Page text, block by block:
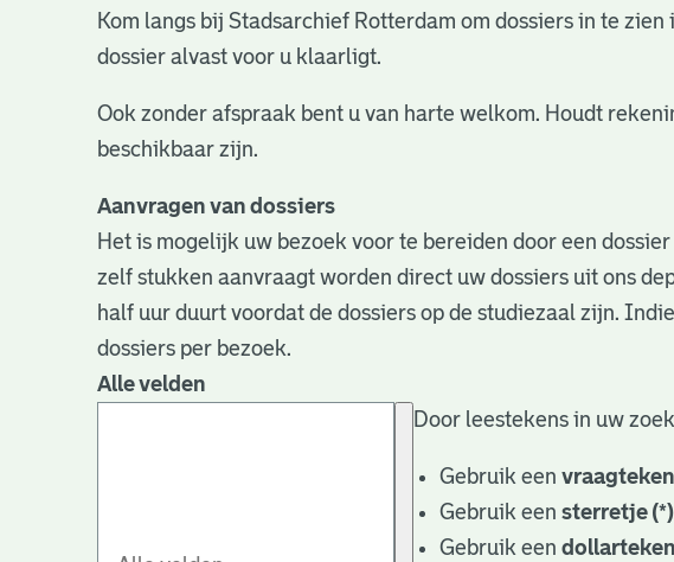
Kom langs bij Stadsarchief Rotterdam om dossiers in te
dossier alvast voor u klaarligt.
Ook zonder afspraak bent u van harte welkom. Houdt
beschikbaar zijn.
Aanvragen van dossiers
Het is mogelijk uw bezoek voor te bereiden door een
zelf stukken aanvraagt worden direct uw dossiers uit ons
half uur duurt voordat de dossiers op de studiezaal zijn.
dossiers per bezoek.
Alle velden
Door leestekens in uw
Gebruik een
Gebruik eensterretje (*)
Gebruik een